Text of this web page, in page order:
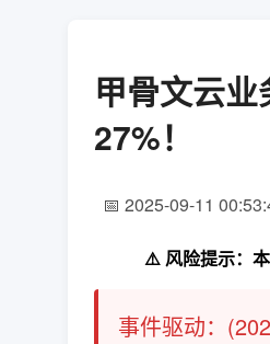
甲骨文云
27%！
📅 2025-09-11
⚠️ 风险提示：
事件驱动：